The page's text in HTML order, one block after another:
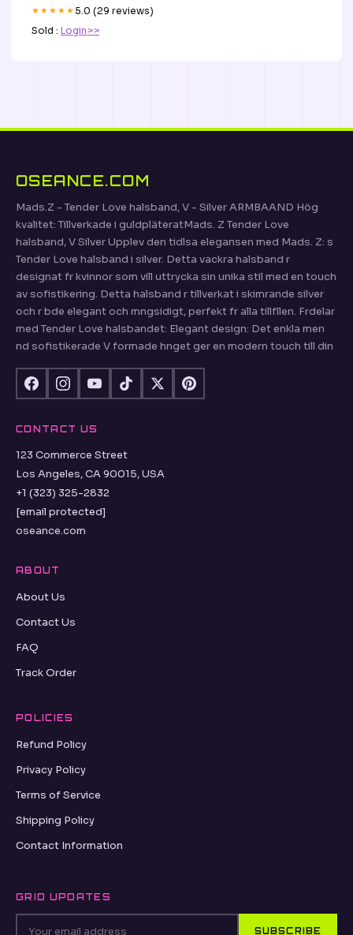
★★★★★5.0 (29 reviews)
Sold : Login>>
OSEANCE.COM
Mads.Z - Tender Love halsband, V - Silver ARMBAAND Hög
kvalitet: Tillverkade i guldpläteratMads. Z Tender Love
halsband, V Silver Upplev den tidlsa elegansen med Mads. Z: s
Tender Love halsband i silver. Detta vackra halsband r
designat fr kvinnor som vill uttrycka sin unika stil med en touch
av sofistikering. Detta halsband r tillverkat i skimrande silver
och r bde elegant och mngsidigt, perfekt fr alla tillfllen. Frdelar
med Tender Love halsbandet: Elegant design: Det enkla men
nd sofistikerade V formade hnget ger en modern touch till din
CONTACT US
123 Commerce Street
Los Angeles, CA 90015, USA
+1 (323) 325-2832
[email protected]
oseance.com
ABOUT
About Us
Contact Us
FAQ
Track Order
POLICIES
Refund Policy
Privacy Policy
Terms of Service
Shipping Policy
Contact Information
GRID UPDATES
SUBSCRIBE